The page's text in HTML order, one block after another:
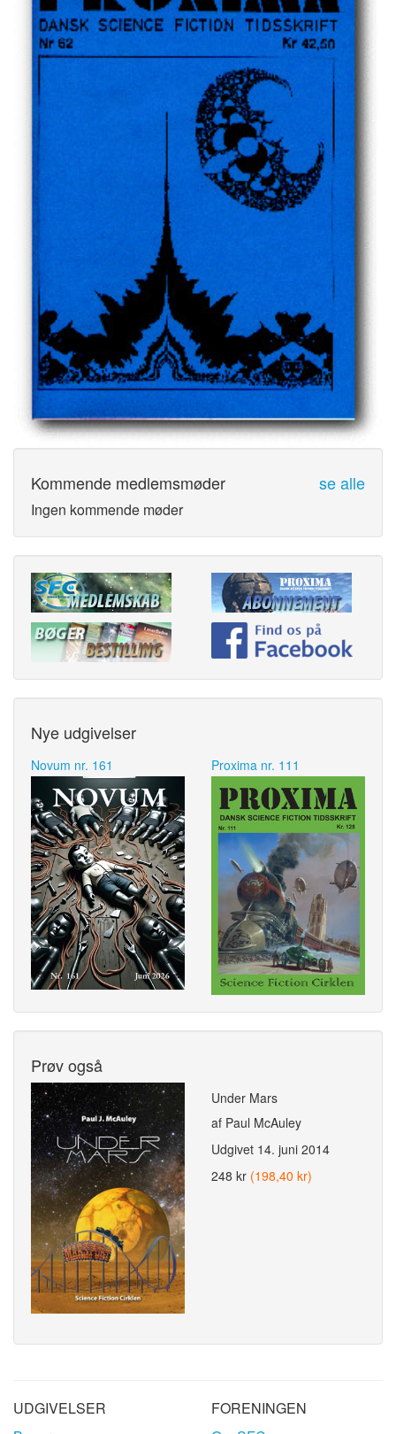
Kommende medlemsmøder se alle
Ingen kommende møder
Nye udgivelser
Novum nr. 161 Proxima nr. 111
Prøv også
Under Mars
af Paul McAuley
Udgivet 14. juni 2014
248 kr (198,40 kr)
UDGIVELSER
FORENINGEN